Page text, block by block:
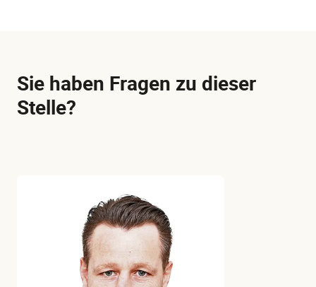
Sie haben Fragen zu dieser
Stelle?